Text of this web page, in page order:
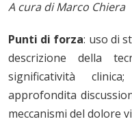
A cura di Marco Chiera
Punti di forza: uso di
descrizione della
significatività
approfondita
meccanismi del dolore